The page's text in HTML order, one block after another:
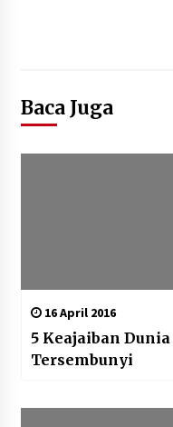
Baca Juga
16 April 2016
5 Keajaiban
Tersembunyi